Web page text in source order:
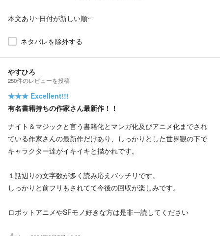
本文あり 日付が新しい順
ネタバレを除外する
やすひろ
250件のレビューを投稿
★★★ Excellent!!!
有名書籍持ちの作家さん最新作！！
ナイト＆マジックと言う書籍化とマンガ化及びアニメ化までされ
ている作家さんの最新作だけあり、しっかりとした世界観の下で
キャラクター達がイキイキと描かれです。
１話辺りの文字数が多く読み応えバッチリです。
しっかりと前フリもされてて今後の回収が楽しみです。
ロボットアニメやSFモノ好きな方は是非一読してください